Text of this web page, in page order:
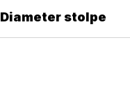
Diameter stolpe